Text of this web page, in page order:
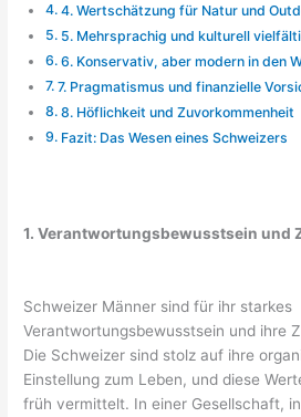
4. Wertschätzung für Natur und
5. Mehrsprachig und kulturell
6. Konservativ, aber modern in den
7. Pragmatismus und finanzielle
8. Höflichkeit und Zuvorkommenheit
Fazit: Das Wesen eines Schweizers
1. Verantwortungsbewusstsein und
Schweizer Männer sind für ihr starkes
Verantwortungsbewusstsein und ihre
Die Schweizer sind stolz auf ihre
Einstellung zum Leben, und diese
früh vermittelt. In einer Gesellschaft,